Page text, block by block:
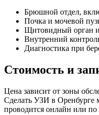
Брюшной отдел,
Почка и мочевой
Щитовидный орган и
Внутренний
Диагностика при
Стоимость и
Цена зависит от зоны
Сделать УЗИ в Оренбурге
проводится онлайн или по